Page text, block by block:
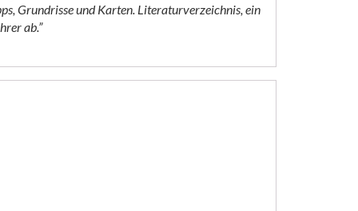
Grundrisse und Karten. Literaturverzeichnis, ein
ab.”